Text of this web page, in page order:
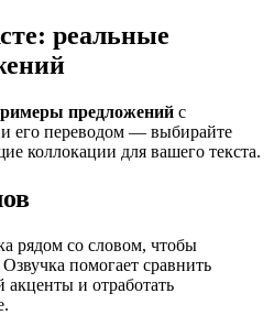
реальные
предложений с
и его переводом — выбирайте
коллокации для вашего текста.
рядом со словом, чтобы
помогает сравнить
и отработать